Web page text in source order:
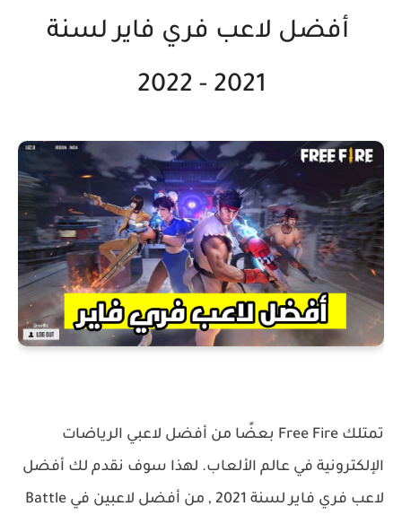
أفضل لاعب فري فاير لسنة
2021 - 2022
تمتلك Free Fire بعضًا من أفضل لاعبي الرياضات
الإلكترونية في عالم الألعاب. لهذا سوف نقدم لك أفضل
لاعب فري فاير لسنة 2021
, من أفضل لاعبين في Battle